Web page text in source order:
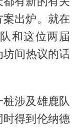
出炉。就在
和这位两届
坊间热议的话
涉及雄鹿队
得到伦纳德